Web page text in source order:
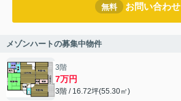
無料 お問い合わせ
メゾンハートの募集中物件
3階
7万円
3階 / 16.72坪(55.30㎡)